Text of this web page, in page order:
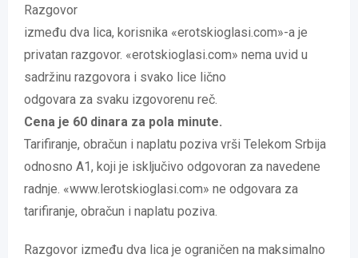
Razgovor
između dva lica, korisnika «erotskioglasi.com»-a je
privatan razgovor. «erotskioglasi.com» nema uvid u
sadržinu razgovora i svako lice lično
odgovara za svaku izgovorenu reč.
Cena je 60 dinara za pola minute.
Tarifiranje, obračun i naplatu poziva vrši Telekom Srbija
odnosno A1, koji je isključivo odgovoran za navedene
radnje. «www.lerotskioglasi.com» ne odgovara za
tarifiranje, obračun i naplatu poziva.
Razgovor između dva lica je ograničen na maksimalno